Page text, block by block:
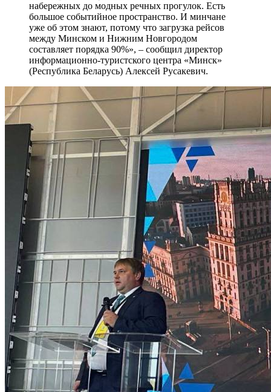
набережных до модных речных прогулок. Есть
большое событийное пространство. И минчане
уже об этом знают, потому что загрузка рейсов
между Минском и Нижним Новгородом
составляет порядка 90%», – сообщил директор
информационно-туристского центра «Минск»
(Республика Беларусь) Алексей Русакевич.